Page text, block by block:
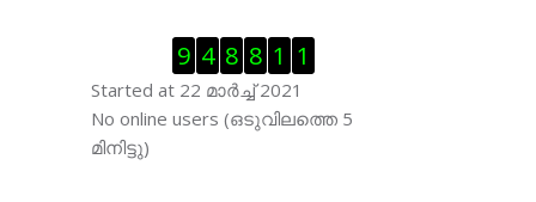
Skip Visitor Counter
9 4 8 8 1 1
Started at 22 മാര്‍ച്ച് 2021
Skip ഓണ്‍ലയിന്‍ ഉപഭൊക്താക്കള്‍
No online users (ഒടുവിലത്തെ 5
മിനിട്ടു)